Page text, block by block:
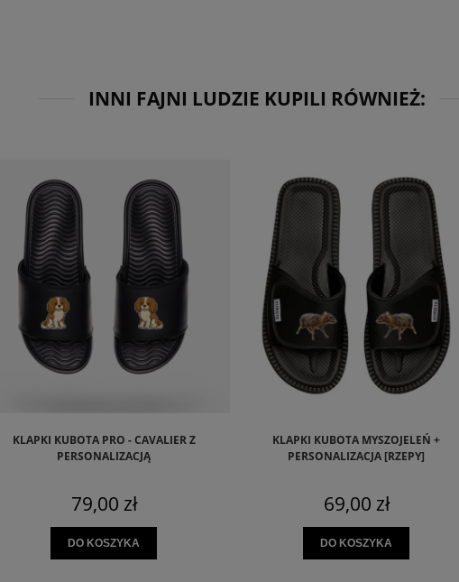
INNI FAJNI LUDZIE KUPILI RÓWNIEŻ:
KLAPKI KUBOTA PRO - CAVALIER Z
PERSONALIZACJĄ
79,00 zł
DO KOSZYKA
KLAPKI KUBOTA MYSZOJELEŃ +
PERSONALIZACJA [RZEPY]
69,00 zł
DO KOSZYKA